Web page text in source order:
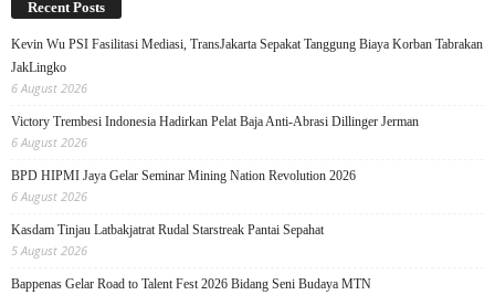
Recent Posts
Kevin Wu PSI Fasilitasi Mediasi, TransJakarta Sepakat Tanggung Biaya Korban Tabrakan
JakLingko
6 August 2026
Victory Trembesi Indonesia Hadirkan Pelat Baja Anti-Abrasi Dillinger Jerman
6 August 2026
BPD HIPMI Jaya Gelar Seminar Mining Nation Revolution 2026
6 August 2026
Kasdam Tinjau Latbakjatrat Rudal Starstreak Pantai Sepahat
5 August 2026
Bappenas Gelar Road to Talent Fest 2026 Bidang Seni Budaya MTN